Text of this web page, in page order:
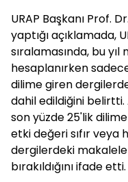
URAP Başkanı Prof.
yaptığı açıklamada,
sıralamasında, bu
hesaplanırken
dilime giren
dahil edildiğini
son yüzde 25'lik
etki değeri sıfır veya
dergilerdeki
bırakıldığını ifade etti.